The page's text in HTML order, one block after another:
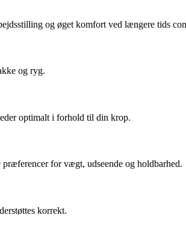
og øget komfort ved længere tids
og ryg.
optimalt i forhold til din krop.
for vægt, udseende og holdbarhed.
korrekt.